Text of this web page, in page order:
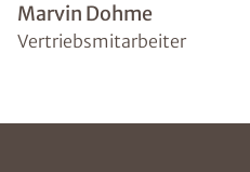
Marvin Dohme
Vertriebsmitarbeiter